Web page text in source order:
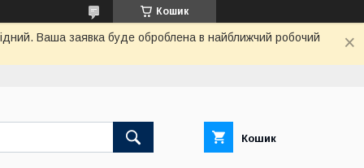
Кошик
Ваша заявка буде оброблена в найближчий робочий
Кошик